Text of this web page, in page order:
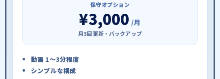
保守オプション
¥3,000 /月
月3回更新・バックアップ
動画 1〜3分程度
シンプルな構成